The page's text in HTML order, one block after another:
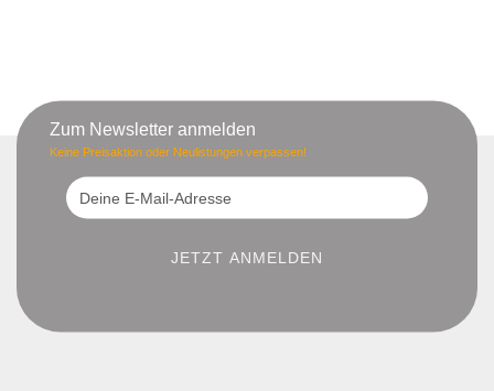
Zum Newsletter anmelden
Keine Preisaktion oder Neulistungen verpassen!